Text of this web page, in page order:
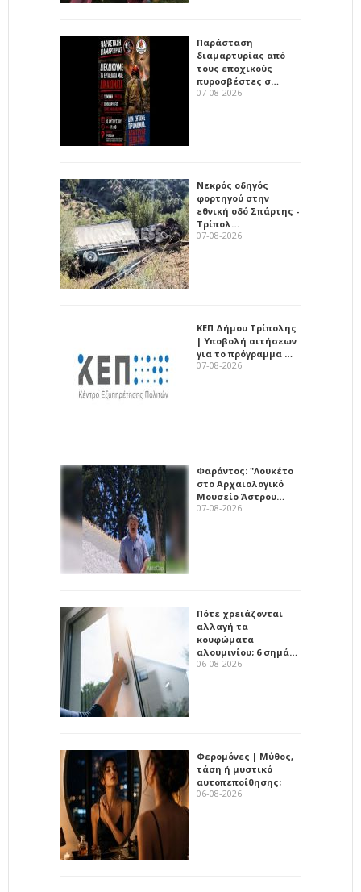
Παράσταση
διαμαρτυρίας από
τους εποχικούς
πυροσβέστες σ…
07-08-2026
Νεκρός οδηγός
φορτηγού στην
εθνική οδό Σπάρτης -
Τρίπολ…
07-08-2026
ΚΕΠ Δήμου Τρίπολης
| Υποβολή αιτήσεων
για το πρόγραμμα …
07-08-2026
Φαράντος: "Λουκέτο
στο Αρχαιολογικό
Μουσείο Άστρου…
07-08-2026
Πότε χρειάζονται
αλλαγή τα
κουφώματα
αλουμινίου; 6 σημά…
06-08-2026
Φερομόνες | Μύθος,
τάση ή μυστικό
αυτοπεποίθησης;
06-08-2026